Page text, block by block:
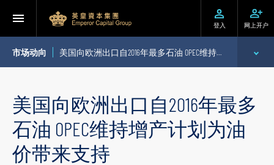
登入 网上开户
市场动向 美国向欧洲出口自2016年最多石油 OPEC维持增产计划为油价带来支持
个股推介
公司研究报告
美国向欧洲出口自2016年最多
石油 OPEC维持增产计划为油
价带来支持